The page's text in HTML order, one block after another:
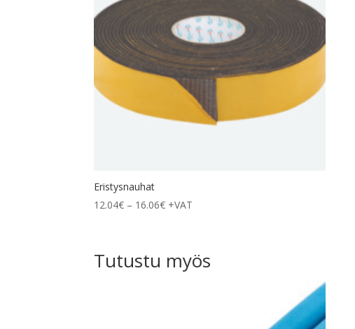
Eristysnauhat
12.04€ – 16.06€Hintaluokka:
16.06€
+VAT
Tutustu myös